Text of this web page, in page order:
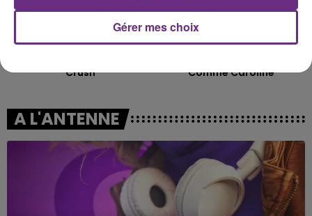
Crush Comme Caroline
A L'ANTENNE
Gérer mes choix